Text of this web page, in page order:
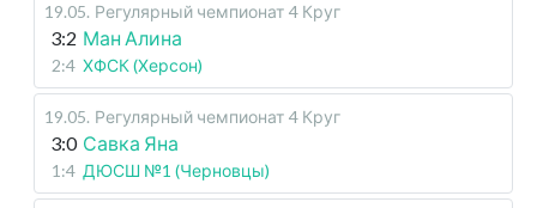
19.05. Регулярный чемпионат 4 Круг
3:2 Ман Алина
2:4 ХФСК (Херсон)
19.05. Регулярный чемпионат 4 Круг
3:0 Савка Яна
1:4 ДЮСШ №1 (Черновцы)